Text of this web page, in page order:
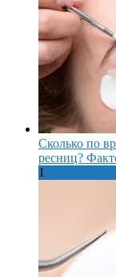
Сколько по
ресниц?
1